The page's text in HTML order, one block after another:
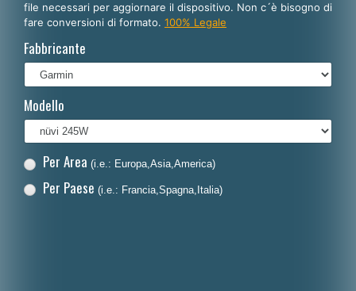
Español
Deutsch
Polski
Dansk
file necessari per aggiornare il dispositivo. Non c´è bisogno di
fare conversioni di formato. 100% Legale
Fabbricante
Modello
Per Area (i.e.: Europa,Asia,America)
Per Paese (i.e.: Francia,Spagna,Italia)